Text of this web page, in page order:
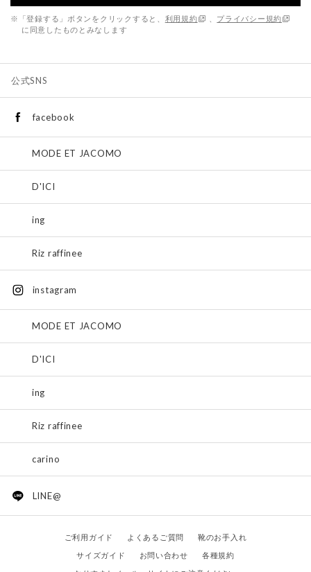
※「登録する」ボタンをクリックすると、 利用規約
プライバシー規約
に同意したものとみなします
公式SNS
facebook
MODE ET JACOMO
D'ICI
ing
Riz raffinee
instagram
MODE ET JACOMO
D'ICI
ing
Riz raffinee
carino
LINE@
ご利用ガイド よくあるご質問
靴のお手入れ
サイズガイド
お問い合わせ
各種規約